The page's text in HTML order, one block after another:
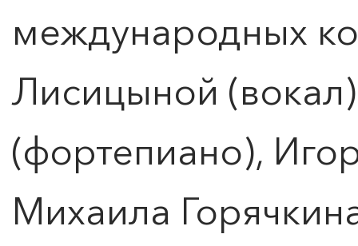
международных
Лисицыной
(фортепиано),
Михаила